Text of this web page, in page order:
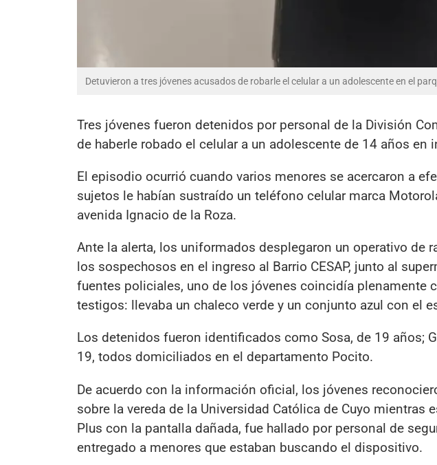
Detuvieron a tres jóvenes acusados de robarle el celular a un adolescente en el
Tres jóvenes fueron detenidos por personal de la División
de haberle robado el celular a un adolescente de 14 años en
El episodio ocurrió cuando varios menores se acercaron a
sujetos le habían sustraído un teléfono celular marca
avenida Ignacio de la Roza.
Ante la alerta, los uniformados desplegaron un operativo de
los sospechosos en el ingreso al Barrio CESAP, junto al
fuentes policiales, uno de los jóvenes coincidía plenamente
testigos: llevaba un chaleco verde y un conjunto azul con el
Los detenidos fueron identificados como Sosa, de 19 años;
19, todos domiciliados en el departamento Pocito.
De acuerdo con la información oficial, los jóvenes
sobre la vereda de la Universidad Católica de Cuyo mientras
Plus con la pantalla dañada, fue hallado por personal de
entregado a menores que estaban buscando el dispositivo.